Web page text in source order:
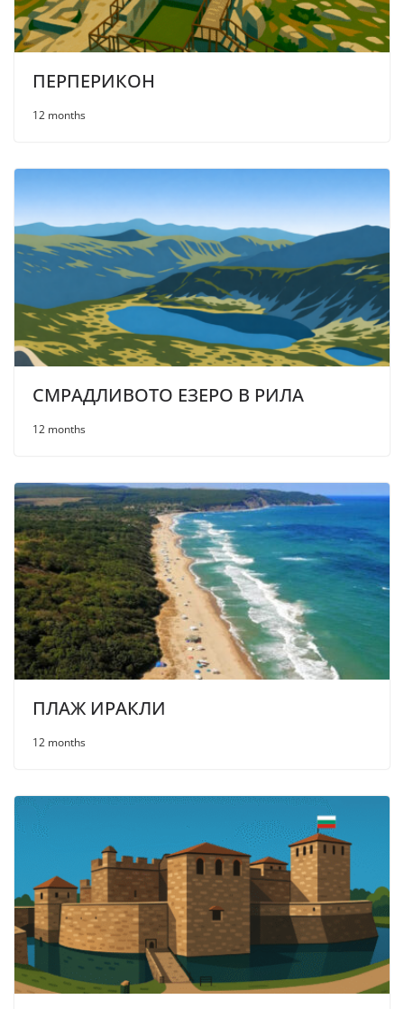
ПЕРПЕРИКОН
12 months
СМРАДЛИВОТО ЕЗЕРО В РИЛА
12 months
ПЛАЖ ИРАКЛИ
12 months